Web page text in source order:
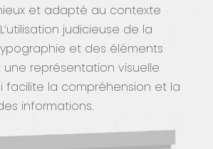
et adapté au contexte
judicieuse de la
et des éléments
représentation visuelle
facilite la compréhension et la
informations.